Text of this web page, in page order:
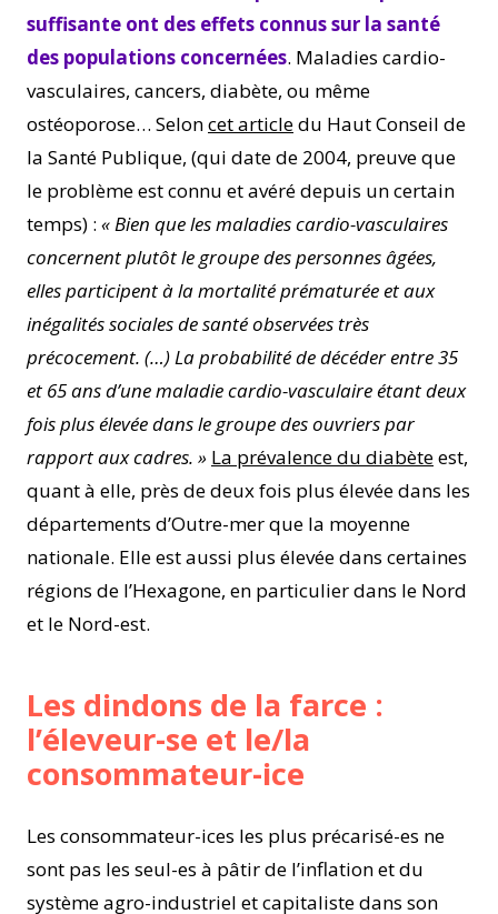
suffisante ont des effets connus sur la santé
des populations concernées. Maladies cardio-
vasculaires, cancers, diabète, ou même
ostéoporose… Seloncet articledu Haut Conseil de
la Santé Publique, (qui date de 2004, preuve que
le problème est connu et avéré depuis un certain
temps) : « Bien que les maladies cardio-vasculaires
concernent plutôt le groupe des personnes âgées,
elles participent à la mortalité prématurée et aux
inégalités sociales de santé observées très
précocement. (…) La probabilité de décéder entre 35
et 65 ans d’une maladie cardio-vasculaire étant deux
fois plus élevée dans le groupe des ouvriers par
rapport aux cadres. » La prévalence du diabèteest,
quant à elle, près de deux fois plus élevée dans les
départements d’Outre-mer que la moyenne
nationale. Elle est aussi plus élevée dans certaines
régions de l’Hexagone, en particulier dans le Nord
et le Nord-est.
Les dindons de la farce :
l’éleveur-se et le/la
consommateur-ice
Les consommateur-ices les plus précarisé-es ne
sont pas les seul-es à pâtir de l’inflation et du
système agro-industriel et capitaliste dans son